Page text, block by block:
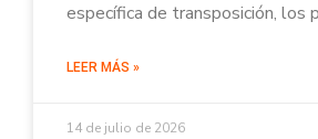
específica de transposición, los
LEER MÁS »
14 de julio de 2026